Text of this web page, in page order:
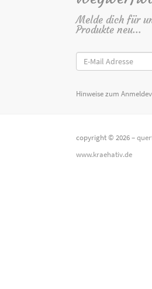
Melde dich für
Produkte neu...
Hinweise zum
copyright © 2026 –
www.kraehativ.de